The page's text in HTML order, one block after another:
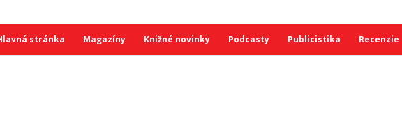
stránka Magazíny Knižné novinky Podcasty Publicistika Recenzie